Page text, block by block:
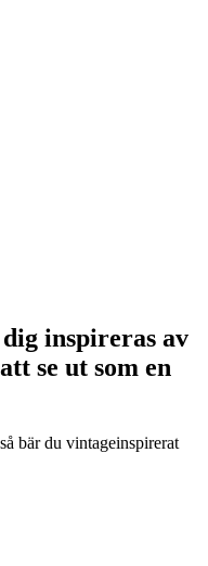
inspireras av
se ut som en
bär du vintageinspirerat